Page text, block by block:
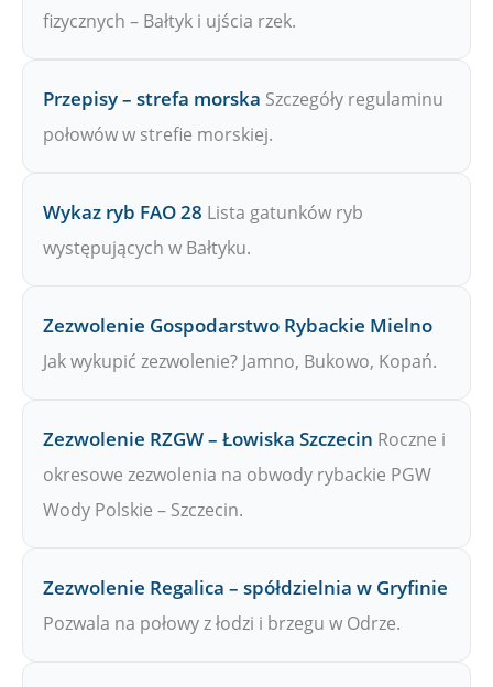
fizycznych – Bałtyk i ujścia rzek.
Przepisy – strefa morska Szczegóły regulaminu
połowów w strefie morskiej.
Wykaz ryb FAO 28 Lista gatunków ryb
występujących w Bałtyku.
Zezwolenie Gospodarstwo Rybackie Mielno
Jak wykupić zezwolenie? Jamno, Bukowo, Kopań.
Zezwolenie RZGW – Łowiska Szczecin Roczne i
okresowe zezwolenia na obwody rybackie PGW
Wody Polskie – Szczecin.
Zezwolenie Regalica – spółdzielnia w Gryfinie
Pozwala na połowy z łodzi i brzegu w Odrze.